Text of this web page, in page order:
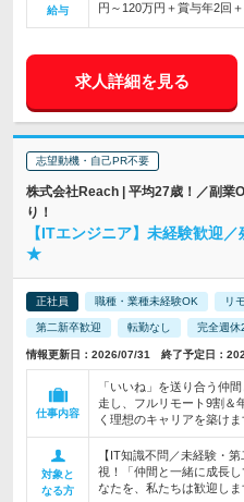
給与
円～120万円＋賞与年2回
求人詳細を見る
志望動機・自己PR不要
株式会社Reach | 平均27歳！／副業
り！
【ITエンジニア】未経験歓迎
★
正社員 職種・業種未経験OK リ
第二新卒歓迎 転勤なし 完全週休
情報更新日：2026/07/31 終了予定日：
仕事内容
「いいね」を送り合う仲
走し、フルリモート9割＆
く理想のキャリアを築けま
対象と
なる方
【IT知識不問／未経験・
視！「仲間と一緒に成長
なたを、私たちは歓迎しま